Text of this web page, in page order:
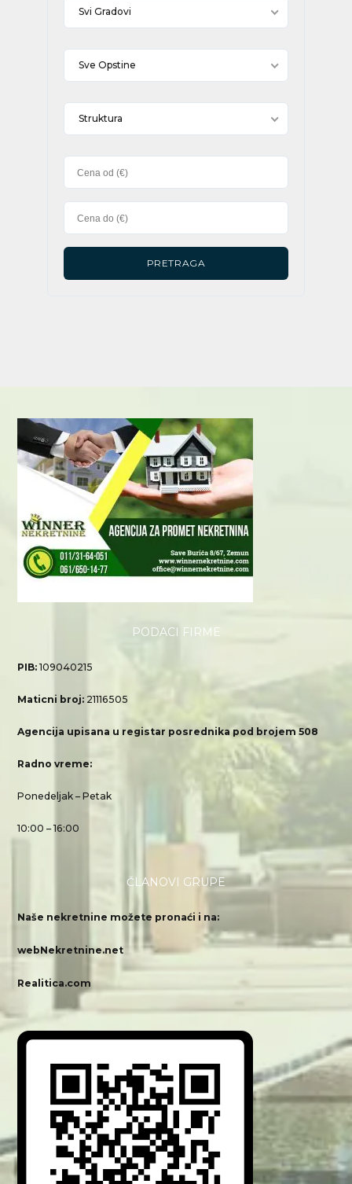
Svi Gradovi
Sve Opstine
Struktura
PODACI FIRME
PIB:109040215
Maticni broj: 21116505
Agencija upisana u registar posrednika pod brojem 508
Radno vreme:
Ponedeljak – Petak
10:00 – 16:00
ČLANOVI GRUPE
Naše nekretnine možete pronaći i na:
webNekretnine.net
Realitica.com